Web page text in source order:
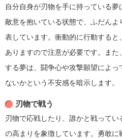
自分自身が刃物を手に持っている
敵意を抱いている状態で、ふだん
表しています。衝動的に行動する
ありますので注意が必要です。また
する夢は、闘争心や攻撃願望によ
ないかという不安感を暗示します。
刃物で戦う
刃物で応戦したり、誰かと戦って
の高まりを象徴しています。勇敢